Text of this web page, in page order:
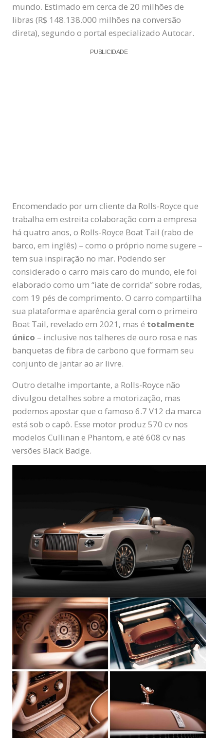
mundo. Estimado em cerca de 20 milhões de
libras (R$ 148.138.000 milhões na conversão
direta), segundo o portal especializado Autocar.
PUBLICIDADE
Encomendado por um cliente da Rolls-Royce que
trabalha em estreita colaboração com a empresa
há quatro anos, o Rolls-Royce Boat Tail (rabo de
barco, em inglês) – como o próprio nome sugere –
tem sua inspiração no mar. Podendo ser
considerado o carro mais caro do mundo, ele foi
elaborado como um “iate de corrida” sobre rodas,
com 19 pés de comprimento. O carro compartilha
sua plataforma e aparência geral com o primeiro
Boat Tail, revelado em 2021, mas é totalmente
único – inclusive nos talheres de ouro rosa e nas
banquetas de fibra de carbono que formam seu
conjunto de jantar ao ar livre.
Outro detalhe importante, a Rolls-Royce não
divulgou detalhes sobre a motorização, mas
podemos apostar que o famoso 6.7 V12 da marca
está sob o capô. Esse motor produz 570 cv nos
modelos Cullinan e Phantom, e até 608 cv nas
versões Black Badge.